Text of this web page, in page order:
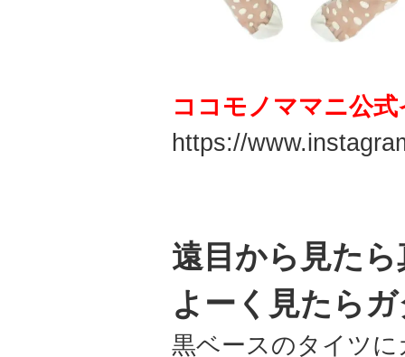
ココモノママニ公
https://
遠目から見た
よーく見たら
黒ベースのタイツ